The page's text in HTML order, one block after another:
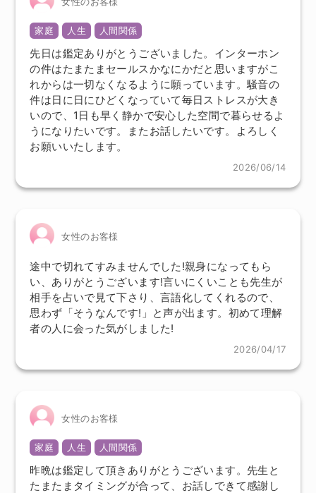
家庭 人生 人間関係
先日は鑑定ありがとうございました。インターホン
の件はたまたまセールスかなにかだと思いますがこ
れからは一切なくなるように願っています。騒音の
件は日に日にひどくなっていて毎日ストレスが大き
いので、1日も早く静かで安心した空間で暮らせるよ
うになりたいです。またお話したいです。よろしく
お願いいたします。
2026/06/14
女性のお客様
途中で切れてすみませんでした!親身になってもら
い、ありがとうございます!言いにくいことも先生が
相手を占いで見て下さり、言語化してくれるので、
思わず「そうなんです!」と声が出ます。初めて理解
者の人に会った気がしました!
2026/04/17
女性のお客様
家庭 人生 人間関係
昨晩は鑑定して頂きありがとうございます。先生と
たまたまタイミングが合って、お話しできて感謝し